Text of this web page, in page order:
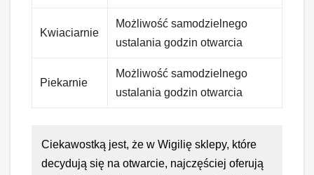
Kwiaciarnie
Możliwość samodzielnego
ustalania godzin otwarcia
Piekarnie
Możliwość samodzielnego
ustalania godzin otwarcia
Ciekawostką jest, że w Wigilię sklepy, które
decydują się na otwarcie, najczęściej oferują